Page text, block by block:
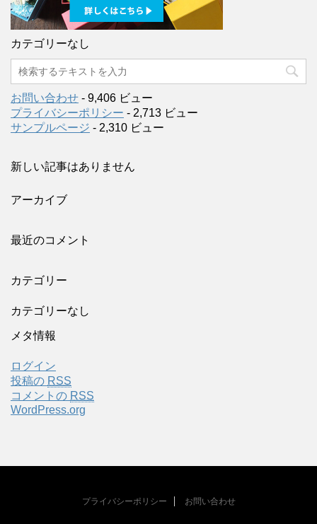
カテゴリーなし
お問い合わせ - 9,406 ビュー
プライバシーポリシー - 2,713 ビュー
サンプルページ - 2,310 ビュー
新しい記事はありません
アーカイブ
最近のコメント
カテゴリー
カテゴリーなし
メタ情報
ログイン
投稿の RSS
コメントの RSS
WordPress.org
プライバシーポリシー お問い合わせ